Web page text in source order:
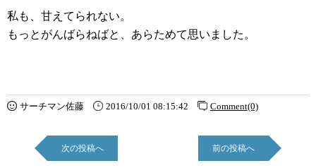
私も、甘えてられない。
もっとがんばらねばと、あらためて思いました。
サーチマン佐藤 2016/10/01 08:15:42 Comment(0)
次の投稿へ 前の投稿へ